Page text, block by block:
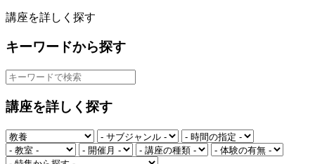
講座を詳しく探す
キーワードから探す
講座を詳しく探す